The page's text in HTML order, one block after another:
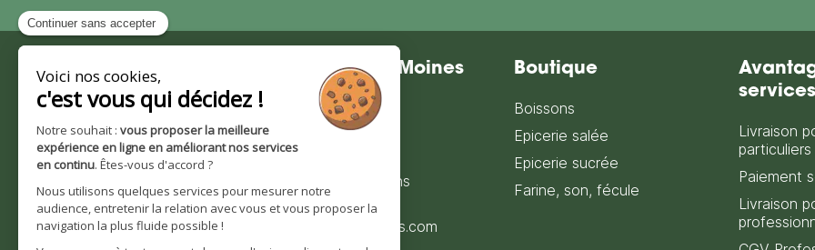
Contact
Moulin des Moines
101 route de Wingersheim
67170 Krautwiller
0390291193
Nous contacter
Moulin des Moines
Notre société
Nos valeurs et
engagements
Nos certifications
Bienvenue sur
moulindesmoines.com
Boutique
Boissons
Epicerie salée
Epicerie sucrée
Farine, son, fécule
services
Livraison
particuliers
Paiement
Livraison